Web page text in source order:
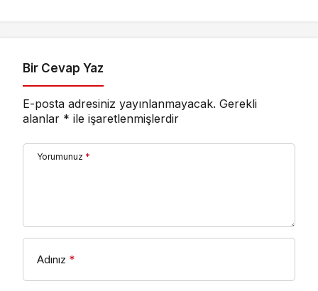
Bir Cevap Yaz
E-posta adresiniz yayınlanmayacak. Gerekli
alanlar * ile işaretlenmişlerdir
Yorumunuz *
Adınız *